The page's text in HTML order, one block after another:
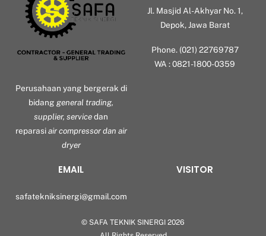
Perusahaan yang bergerak di
bidang general trading,
supplier, servicedan
reparasiair compressor dan air
dryer
Jl. Masjid Al-Akhyar No. 1,
Depok, Jawa Barat
Phone. (021) 22769787
WA : 0821-1800-0359
EMAIL
safatekniksinergi@gmail.com
VISITOR
© SAFA TEKNIK SINERGI 2026